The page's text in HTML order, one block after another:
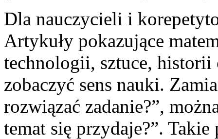
Dla nauczycieli i
Artykuły pokazujące
technologii, sztuce, historii
zobaczyć sens nauki.
rozwiązać zadanie?”,
temat się przydaje?”.